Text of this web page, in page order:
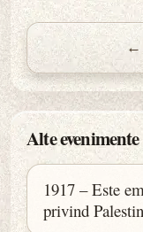
←
Alte
1917 – Este
privind